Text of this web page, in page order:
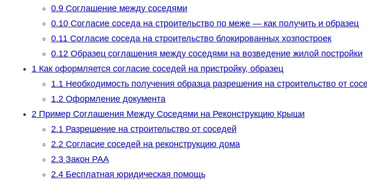
0.9Соглашение между соседями
0.10Cогласие соседа на строительство по меже — как получить и образец
0.11Согласие соседа на строительство блокированных хозпостроек
0.12Образец соглашения между соседями на возведение жилой постройки
1Как оформляется согласие соседей на пристройку, образец
1.1Необходимость получения образца разрешения на строительство от
1.2Оформление документа
2Пример Соглашения Между Соседями на Реконструкцию Крыши
2.1Разрешение на строительство от соседей
2.2Согласие соседей на реконструкцию дома
2.3Закон РАА
2.4Бесплатная юридическая помощь